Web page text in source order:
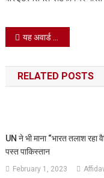
Post
navigation
यह अवार्ड जितने वाले पहले भारतीय क्रिकेटर बने सूर्य कुमार यादव
RELATED POSTS
UN ने भी माना “भारत तलाश
पस्त पाकिस्तान
February 1, 2023